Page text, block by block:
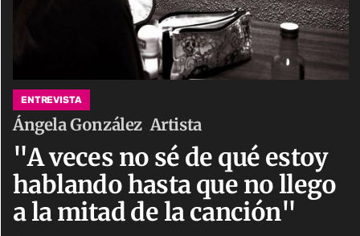
ENTREVISTA
Ángela González Artista
"A veces no sé de qué estoy
hablando hasta que no llego
a la mitad de la canción"